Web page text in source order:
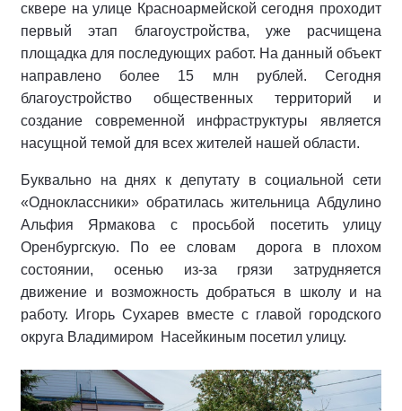
сквере на улице Красноармейской сегодня проходит
первый этап благоустройства, уже расчищена
площадка для последующих работ. На данный объект
направлено более 15 млн рублей. Сегодня
благоустройство общественных территорий и
создание современной инфраструктуры является
насущной темой для всех жителей нашей области.
Буквально на днях к депутату в социальной сети
«Одноклассники» обратилась жительница Абдулино
Альфия Ярмакова с просьбой посетить улицу
Оренбургскую. По ее словам дорога в плохом
состоянии, осенью из-за грязи затрудняется
движение и возможность добраться в школу и на
работу. Игорь Сухарев вместе с главой городского
округа Владимиром Насейкиным посетил улицу.